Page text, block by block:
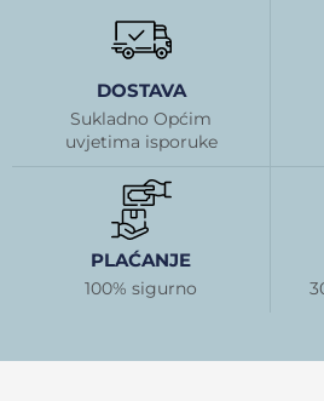
DOSTAVA
Sukladno Općim
uvjetima isporuke
PLAĆANJE
100% sigurno